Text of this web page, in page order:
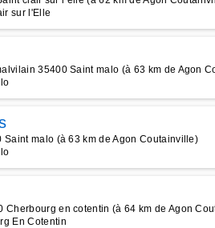
sur l'Elle
35400 Saint malo (à 63 km de Agon
malo (à 63 km de Agon Coutainville)
Cherbourg en cotentin (à 64 km de Agon
En Cotentin